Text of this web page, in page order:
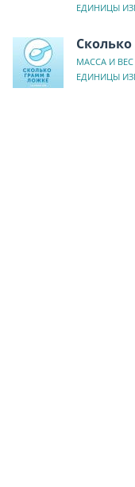
ЕДИНИЦЫ
МАССА И ВЕС
ЕДИНИЦЫ